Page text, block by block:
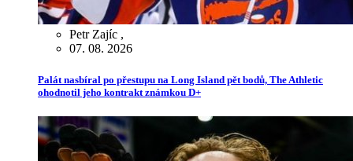
Petr Zajíc ,
07. 08. 2026
Palát nasbíral po přestupu na Long Island pět bodů, The Athletic
ohodnotil jeho kontrakt známkou D+